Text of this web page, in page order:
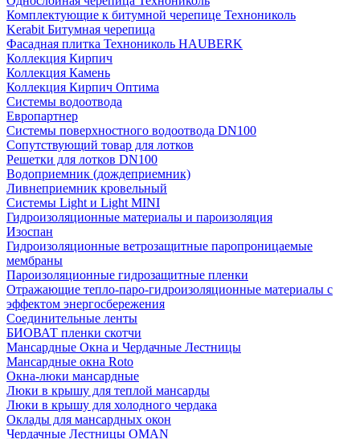
Комплектующие к битумной черепице Технониколь
Kerabit Битумная черепица
Фасадная плитка Технониколь HAUBERK
Кол​лекция Кирпич
Кол​лекция Камень
Коллекция Кирпич Оптима
Системы водоотвода
Европартнер
Системы поверхностного водоотвода DN100
Сопутствующий товар для лотков
Решетки для лотков DN100
Водоприемник (дождеприемник)
Ливнеприемник кровельный
Системы Light и Light MINI
Гидроизоляционные материалы и пароизоляция
Изоспан
Гидроизоляционные ветрозащитные паропроницаемые
мембраны
Пароизоляционные гидрозащитные пленки
Отражающие тепло-паро-гидроизоляционные материалы с
эффектом энергосбережения
Соединительные ленты
БИОВАТ пленки скотчи
Мансардные Окна и Чердачные Лестницы
Мансардные окна Roto
Окна-люки мансардные
Люки в крышу для теплой мансарды
Люки в крышу для холодного чердака
Оклады для мансардных окон
Чердачные Лестницы OMAN